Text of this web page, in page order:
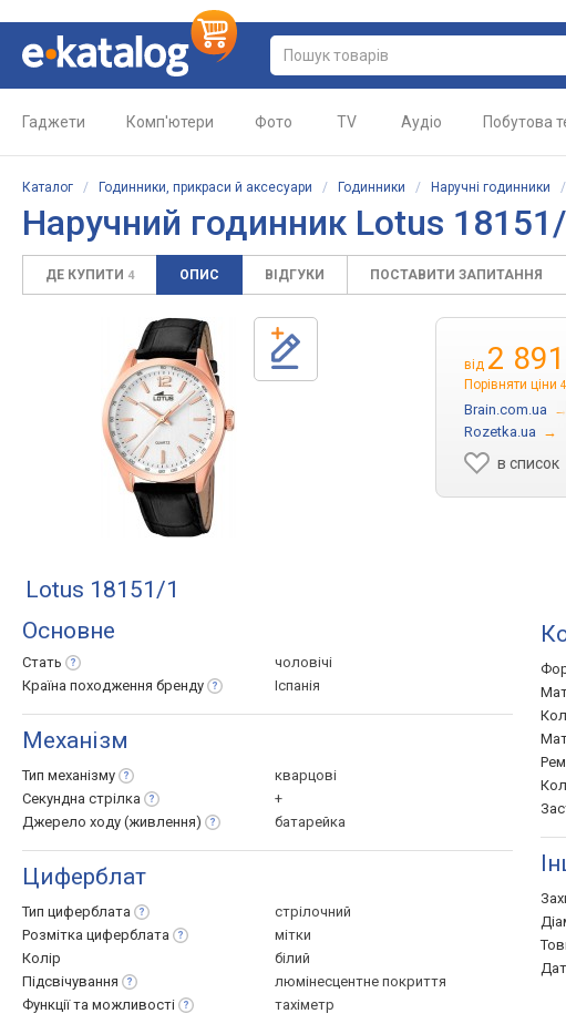
Гаджети Комп'ютери Фото TV Аудіо Побутова
Каталог / Годинники, прикраси й аксесуари / Годинники / Наручні годинники
Наручний годинник Lotus
ДЕ КУПИТИ 4 ОПИС ВІДГУКИ ПОСТАВИТИ ЗАПИТАННЯ
від 2 891
Порівняти ціни 4
Brain.com.ua →
Rozetka.ua →
в список
Lotus 18151/1
Основне
Стать
чоловічі
Країна походження бренду Іспанія
Механізм
Тип механізму
кварцові
Секундна стрілка
+
Джерело ходу (живлення) батарейка
Циферблат
Тип циферблата
стрілочний
Розмітка циферблата
мітки
Колір
білий
Підсвічування
люмінесцентне покриття
Функції та можливості тахіметр